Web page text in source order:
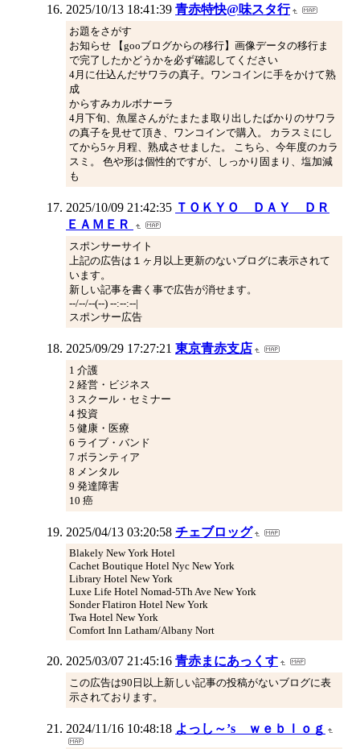
2025/10/13 18:41:39 青赤特快@味スタ行
お題をさがす
お知らせ 【gooブログからの移行】画像データの移行ま
で完了したかどうかを必ず確認してください
4月に仕込んだサワラの真子。ワンコインに手をかけて熟
成
からすみカルボナーラ
4月下旬、魚屋さんがたまたま取り出したばかりのサワラ
の真子を見せて頂き、ワンコインで購入。 カラスミにし
てから5ヶ月程、熟成させました。 こちら、今年度のカラ
スミ。 色や形は個性的ですが、しっかり固まり、塩加減
も
2025/10/09 21:42:35 ＴＯＫＹＯ ＤＡＹ ＤＲ
ＥＡＭＥＲ
スポンサーサイト
上記の広告は１ヶ月以上更新のないブログに表示されて
います。
新しい記事を書く事で広告が消せます。
--/--/--(--) --:--:--|
スポンサー広告
2025/09/29 17:27:21 東京青赤支店
1 介護
2 経営・ビジネス
3 スクール・セミナー
4 投資
5 健康・医療
6 ライブ・バンド
7 ボランティア
8 メンタル
9 発達障害
10 癌
2025/04/13 03:20:58 チェブロッグ
Blakely New York Hotel
Cachet Boutique Hotel Nyc New York
Library Hotel New York
Luxe Life Hotel Nomad-5Th Ave New York
Sonder Flatiron Hotel New York
Twa Hotel New York
Comfort Inn Latham/Albany Nort
2025/03/07 21:45:16 青赤まにあっくす
この広告は90日以上新しい記事の投稿がないブログに表
示されております。
2024/11/16 10:48:18 よっし～’s ｗｅｂｌｏｇ